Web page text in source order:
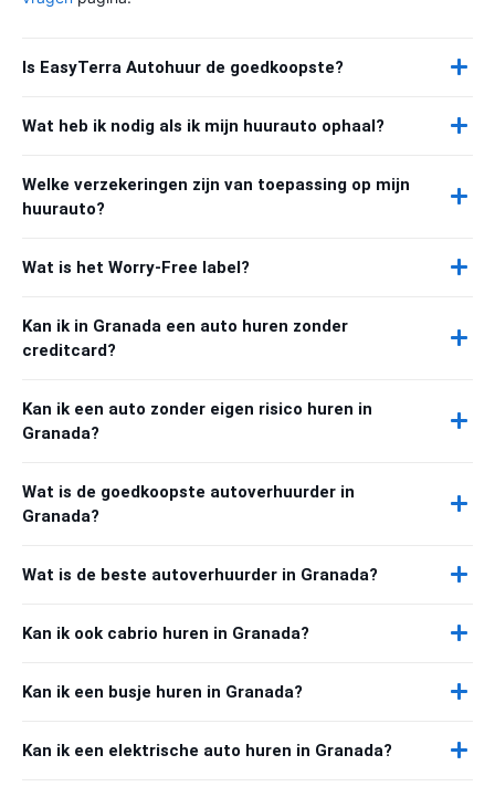
Is EasyTerra Autohuur de goedkoopste?
Wat heb ik nodig als ik mijn huurauto ophaal?
Welke verzekeringen zijn van toepassing op mijn
huurauto?
Wat is het Worry-Free label?
Kan ik in Granada een auto huren zonder
creditcard?
Kan ik een auto zonder eigen risico huren in
Granada?
Wat is de goedkoopste autoverhuurder in
Granada?
Wat is de beste autoverhuurder in Granada?
Kan ik ook cabrio huren in Granada?
Kan ik een busje huren in Granada?
Kan ik een elektrische auto huren in Granada?